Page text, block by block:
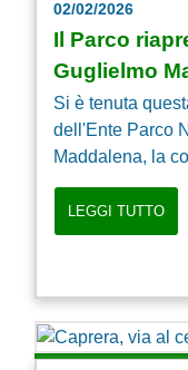
02/02/2026
Il Parco
Guglielmo
Si è tenuta
dell'Ente Parco
Maddalena, la
LEGGI TUTTO